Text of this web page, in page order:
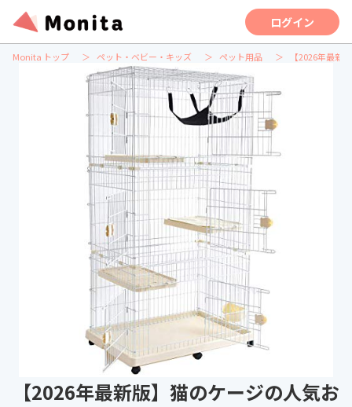
ログイン
Monita トップ ペット・ベビー・キッズ ペット用品 【2026年最新
【2026年最新版】猫のケージの人気お